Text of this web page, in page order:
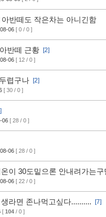
아반떼도 작은차는 아니긴함
06 [ 0 / 0 ]
반떼 근황
[2]
06 [ 12 / 0 ]
렵구나
[2]
[ 30 / 0 ]
06 [ 28 / 0 ]
06 [ 28 / 0 ]
이 30도밑으론 안내려가는구
06 [ 22 / 0 ]
라면 존나먹고싶다..........
[7]
[ 104 / 0 ]